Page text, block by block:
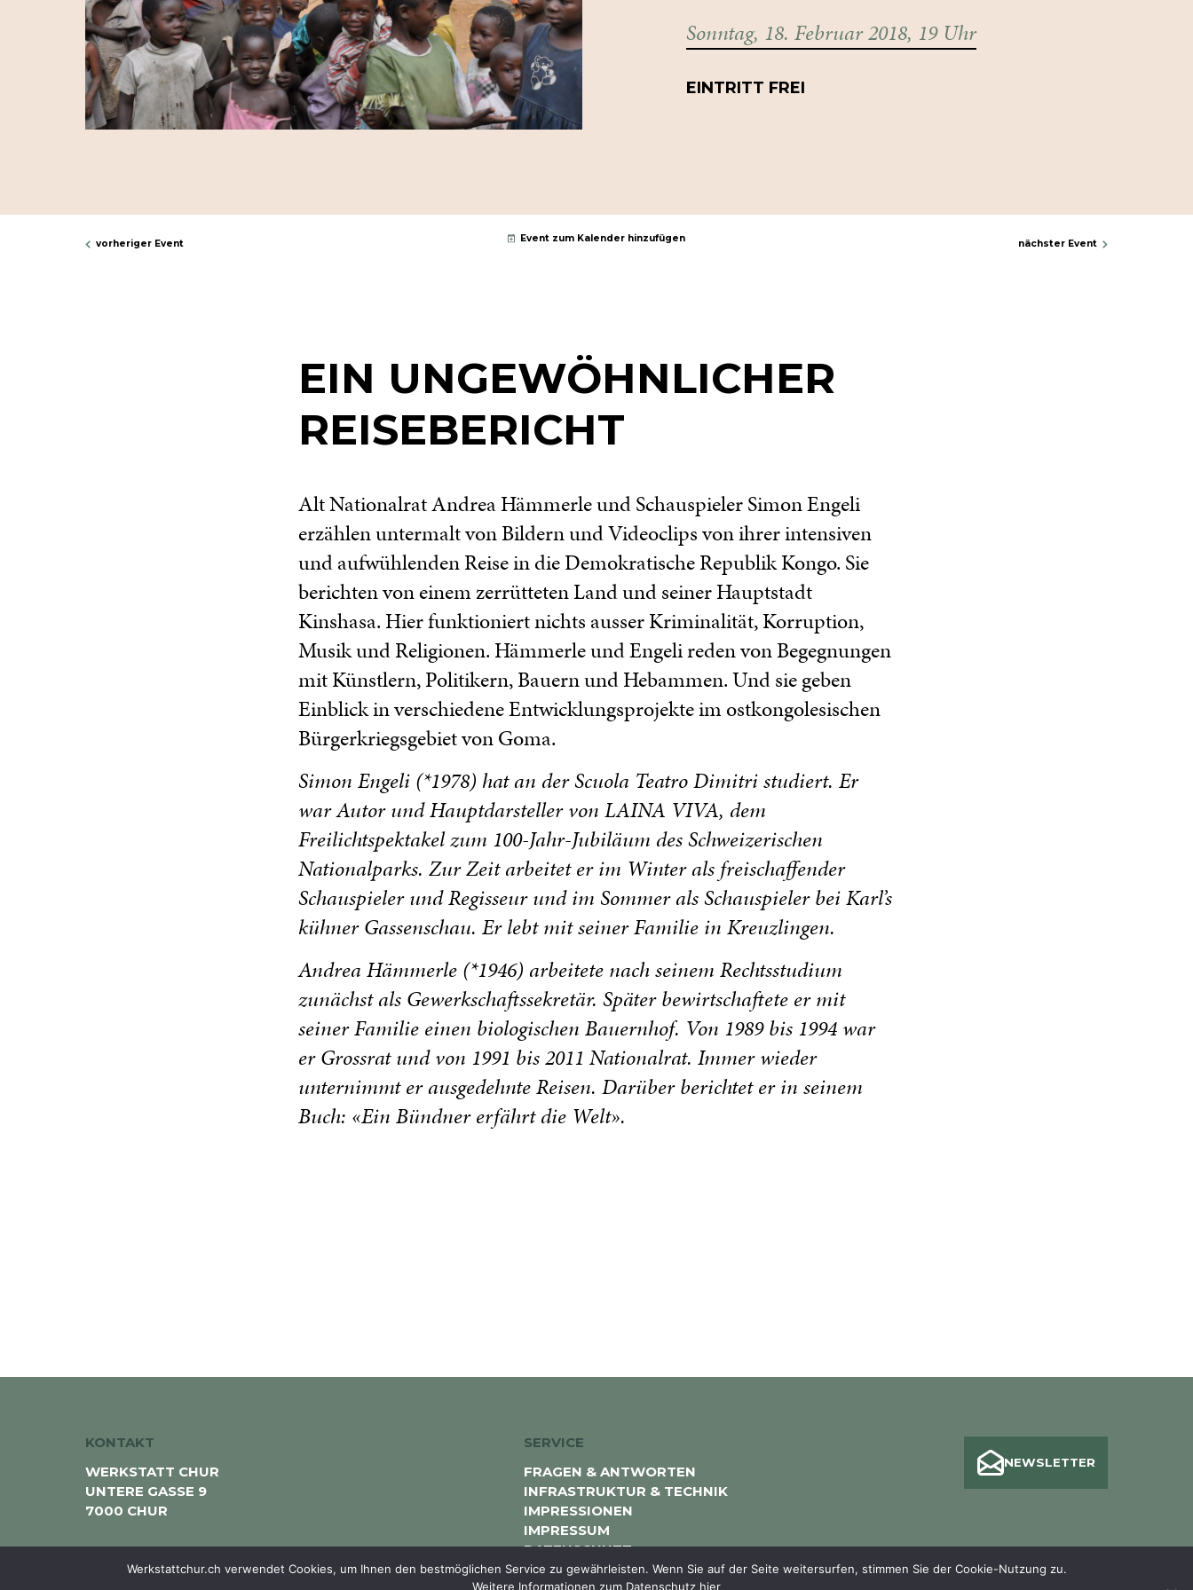
Sonntag, 18. Februar 2018, 19 Uhr
EINTRITT FREI
vorheriger Event Event zum Kalender hinzufügen
EIN UNGEWÖHNLICHER
REISEBERICHT
Alt Nationalrat Andrea Hämmerle und Schauspieler Simon Engeli
erzählen untermalt von Bildern und Videoclips von ihrer intensiven
und aufwühlenden Reise in die Demokratische Republik Kongo. Sie
berichten von einem zerrütteten Land und seiner Hauptstadt
Kinshasa. Hier funktioniert nichts ausser Kriminalität, Korruption,
Musik und Religionen. Hämmerle und Engeli reden von Begegnungen
mit Künstlern, Politikern, Bauern und Hebammen. Und sie geben
Einblick in verschiedene Entwicklungsprojekte im ostkongolesischen
Bürgerkriegsgebiet von Goma.
Simon Engeli (*1978) hat an der Scuola Teatro Dimitri studiert. Er
war Autor und Hauptdarsteller von LAINA VIVA, dem
Freilichtspektakel zum 100-Jahr-Jubiläum des Schweizerischen
Nationalparks. Zur Zeit arbeitet er im Winter als freischaffender
Schauspieler und Regisseur und im Sommer als Schauspieler bei Karl’s
kühner Gassenschau. Er lebt mit seiner Familie in Kreuzlingen.
Andrea Hämmerle (*1946) arbeitete nach seinem Rechtsstudium
zunächst als Gewerkschaftssekretär. Später bewirtschaftete er mit
seiner Familie einen biologischen Bauernhof. Von 1989 bis 1994 war
er Grossrat und von 1991 bis 2011 Nationalrat. Immer wieder
unternimmt er ausgedehnte Reisen. Darüber berichtet er in seinem
Buch: «Ein Bündner erfährt die Welt».
nächster Event
KONTAKT
WERKSTATT CHUR
UNTERE GASSE 9
7000 CHUR
SERVICE
FRAGEN & ANTWORTEN
INFRASTRUKTUR & TECHNIK
IMPRESSIONEN
IMPRESSUM
DATENSCHUTZ
NEWSLETTER
Werkstattchur.ch verwendet Cookies, um Ihnen den bestmöglichen Service zu gewährleisten. Wenn Sie auf der Seite weitersurfen, stimmen Sie der Cookie-Nutzung zu.
Weitere Informationen zum Datenschutz hier